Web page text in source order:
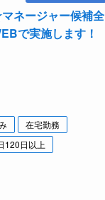
ネージャー候補全
で実施します！
在宅勤務
120日以上